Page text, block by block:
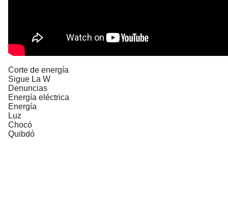
Corte de energía
Sigue La W
Denuncias
Energía eléctrica
Energía
Luz
Chocó
Quibdó